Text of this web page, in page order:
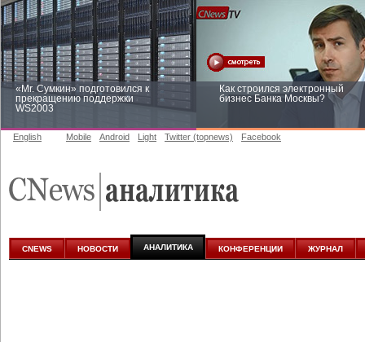
«Mr. Сумкин» подготовился к
прекращению поддержки
WS2003
Как строился электронный
бизнес Банка Москвы?
аналитике
English Mobile Android Light Twitter (topnews) Facebook
CNEWS НОВОСТИ АНАЛИТИКА КОНФЕРЕНЦИИ ЖУРНАЛ